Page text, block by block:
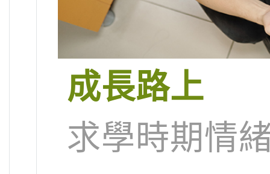
成長路上
求學時期情